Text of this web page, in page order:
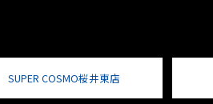
SUPER COSMO桜井東店